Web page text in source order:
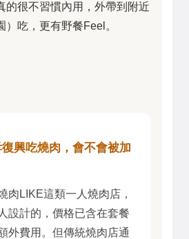
的很不習慣內用，外帶到附近
）吃，更有野餐Feel。
興吃燒肉，會不會被加
肉LIKE這類一人燒肉店，
設計的，價格已含在套餐
外費用。但傳統燒肉店通